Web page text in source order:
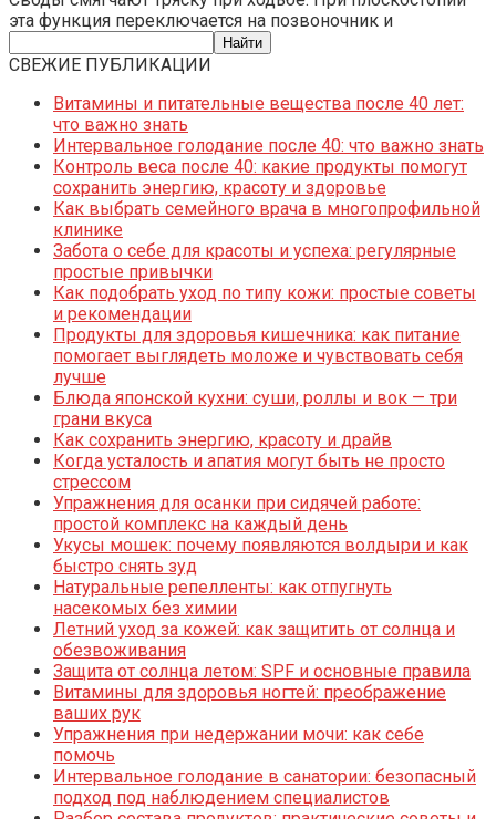
эта функция переключается на позвоночник и
СВЕЖИЕ ПУБЛИКАЦИИ
Витамины и питательные вещества после 40 лет:
что важно знать
Интервальное голодание после 40: что важно знать
Контроль веса после 40: какие продукты помогут
сохранить энергию, красоту и здоровье
Как выбрать семейного врача в многопрофильной
клинике
Забота о себе для красоты и успеха: регулярные
простые привычки
Как подобрать уход по типу кожи: простые советы
и рекомендации
Продукты для здоровья кишечника: как питание
помогает выглядеть моложе и чувствовать себя
лучше
Блюда японской кухни: суши, роллы и вок — три
грани вкуса
Как сохранить энергию, красоту и драйв
Когда усталость и апатия могут быть не просто
стрессом
Упражнения для осанки при сидячей работе:
простой комплекс на каждый день
Укусы мошек: почему появляются волдыри и как
быстро снять зуд
Натуральные репелленты: как отпугнуть
насекомых без химии
Летний уход за кожей: как защитить от солнца и
обезвоживания
Защита от солнца летом: SPF и основные правила
Витамины для здоровья ногтей: преображение
ваших рук
Упражнения при недержании мочи: как себе
помочь
Интервальное голодание в санатории: безопасный
подход под наблюдением специалистов